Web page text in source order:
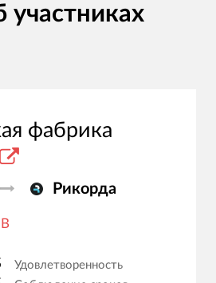
фабрика
Рикорда
Удовлетворенность